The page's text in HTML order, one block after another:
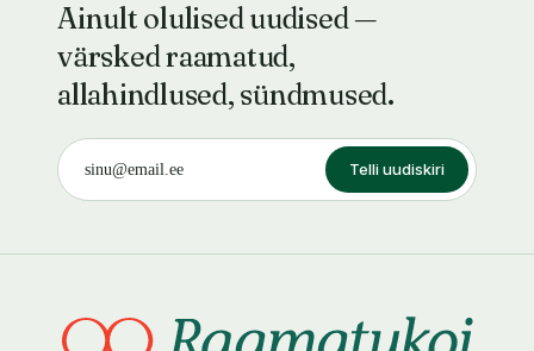
Ainult olulised uudised —
värsked raamatud,
allahindlused, sündmused.
Telli uudiskiri